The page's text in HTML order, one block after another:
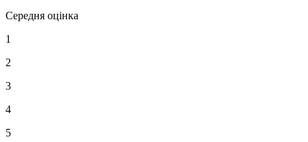
Середня оцінка
1
2
3
4
5